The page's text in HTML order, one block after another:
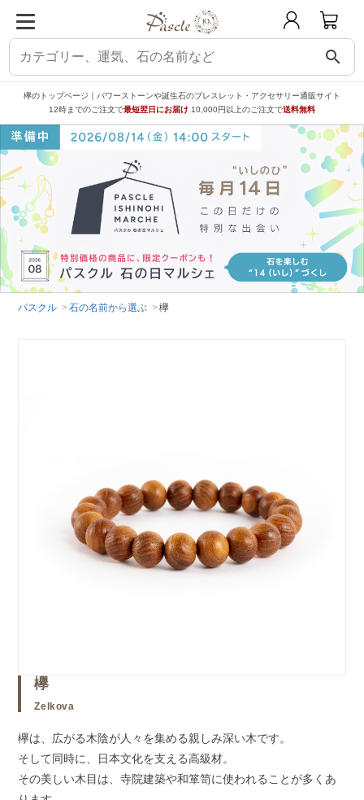
search
欅のトップページ｜パワーストーンや誕生石のブレスレット・アクセサリー通販サイト
12時までのご注文で最短翌日にお届け 10,000円以上のご注文で送料無料
パスクル 石の名前から選ぶ 欅
欅
Zelkova
欅は、広がる木陰が人々を集める親しみ深い木です。
そして同時に、日本文化を支える高級材。
その美しい木目は、寺院建築や和箪笥に使われることが多くあ